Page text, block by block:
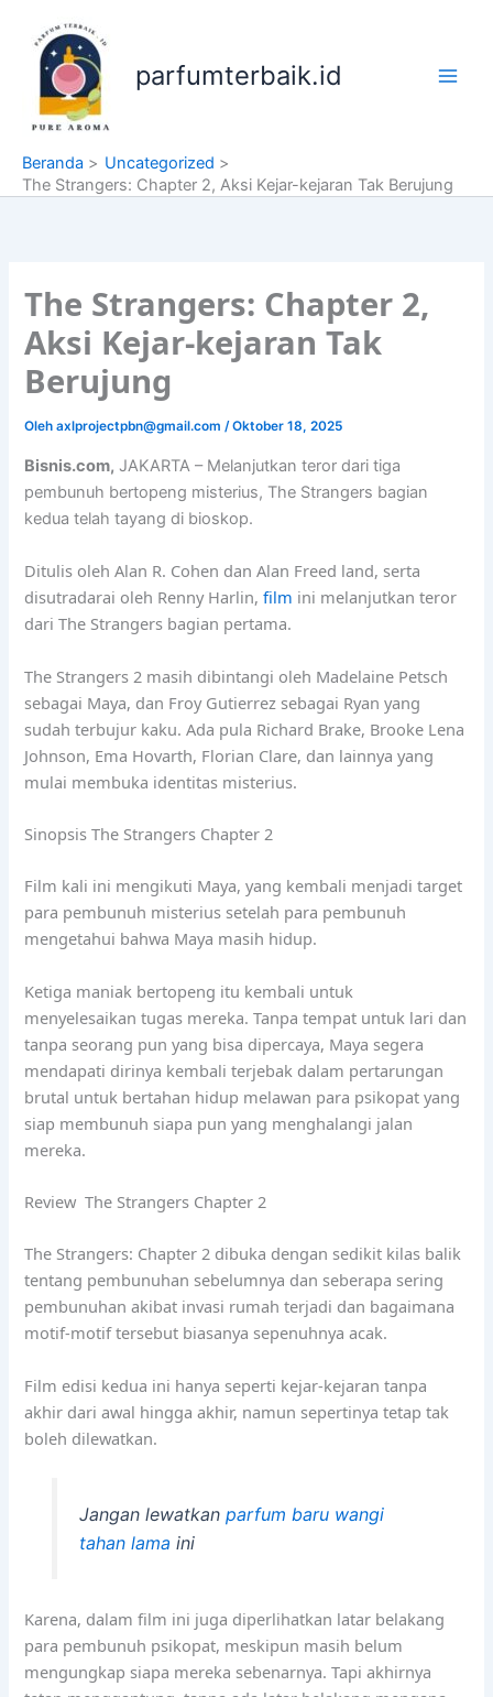
konten
parfumterbaik.id
Beranda
Uncategorized
The Strangers: Chapter 2, Aksi Kejar-kejaran Tak Berujung
The Strangers: Chapter 2,
Aksi Kejar-kejaran Tak
Berujung
Olehaxlprojectpbn@gmail.com/Oktober 18, 2025
Bisnis.com, JAKARTA – Melanjutkan teror dari tiga
pembunuh bertopeng misterius, The Strangers bagian
kedua telah tayang di bioskop.
Ditulis oleh Alan R. Cohen dan Alan Freed land, serta
disutradarai oleh Renny Harlin,film ini melanjutkan teror
dari The Strangers bagian pertama.
The Strangers 2 masih dibintangi oleh Madelaine Petsch
sebagai Maya, dan Froy Gutierrez sebagai Ryan yang
sudah terbujur kaku. Ada pula Richard Brake, Brooke Lena
Johnson, Ema Hovarth, Florian Clare, dan lainnya yang
mulai membuka identitas misterius.
Sinopsis The Strangers Chapter 2
Film kali ini mengikuti Maya, yang kembali menjadi target
para pembunuh misterius setelah para pembunuh
mengetahui bahwa Maya masih hidup.
Ketiga maniak bertopeng itu kembali untuk
menyelesaikan tugas mereka. Tanpa tempat untuk lari dan
tanpa seorang pun yang bisa dipercaya, Maya segera
mendapati dirinya kembali terjebak dalam pertarungan
brutal untuk bertahan hidup melawan para psikopat yang
siap membunuh siapa pun yang menghalangi jalan
mereka.
Review The Strangers Chapter 2
The Strangers: Chapter 2 dibuka dengan sedikit kilas balik
tentang pembunuhan sebelumnya dan seberapa sering
pembunuhan akibat invasi rumah terjadi dan bagaimana
motif-motif tersebut biasanya sepenuhnya acak.
Film edisi kedua ini hanya seperti kejar-kejaran tanpa
akhir dari awal hingga akhir, namun sepertinya tetap tak
boleh dilewatkan.
Jangan lewatkan parfum baru wangi
tahan lama ini
Karena, dalam film ini juga diperlihatkan latar belakang
para pembunuh psikopat, meskipun masih belum
mengungkap siapa mereka sebenarnya. Tapi akhirnya